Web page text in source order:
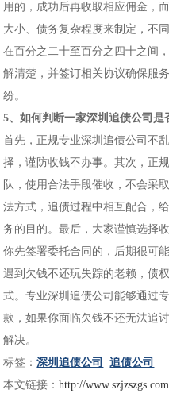
用的，成功后再收取相应佣金，
大小、债务复杂程度来制定，不
在百分之二十至百分之四十之间
解清楚，并签订相关协议确保服
纷。
5、如何判断一家深圳追债公司是
首先，正规专业深圳追债公司不
择，谨防收钱不办事。其次，正
队，使用合法手段催收，不会采
法方式，追债过程中相互配合，
务的目的。最后，大家谨慎选择
你先签署委托合同的，后期很可
遇到欠钱不还玩失踪的老赖，债
式。专业深圳追债公司能够通过
款，如果你面临欠钱不还无法追
解决。
标签：深圳追债公司
追债公司
本文链接：http://